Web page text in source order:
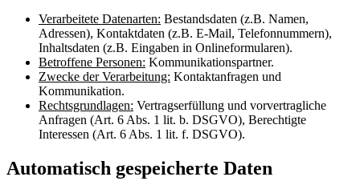
Verarbeitete Datenarten: Bestandsdaten (z.B. Namen,
Adressen), Kontaktdaten (z.B. E-Mail, Telefonnummern),
Inhaltsdaten (z.B. Eingaben in Onlineformularen).
Betroffene Personen: Kommunikationspartner.
Zwecke der Verarbeitung: Kontaktanfragen und
Kommunikation.
Rechtsgrundlagen: Vertragserfüllung und vorvertragliche
Anfragen (Art. 6 Abs. 1 lit. b. DSGVO), Berechtigte
Interessen (Art. 6 Abs. 1 lit. f. DSGVO).
Automatisch gespeicherte Daten